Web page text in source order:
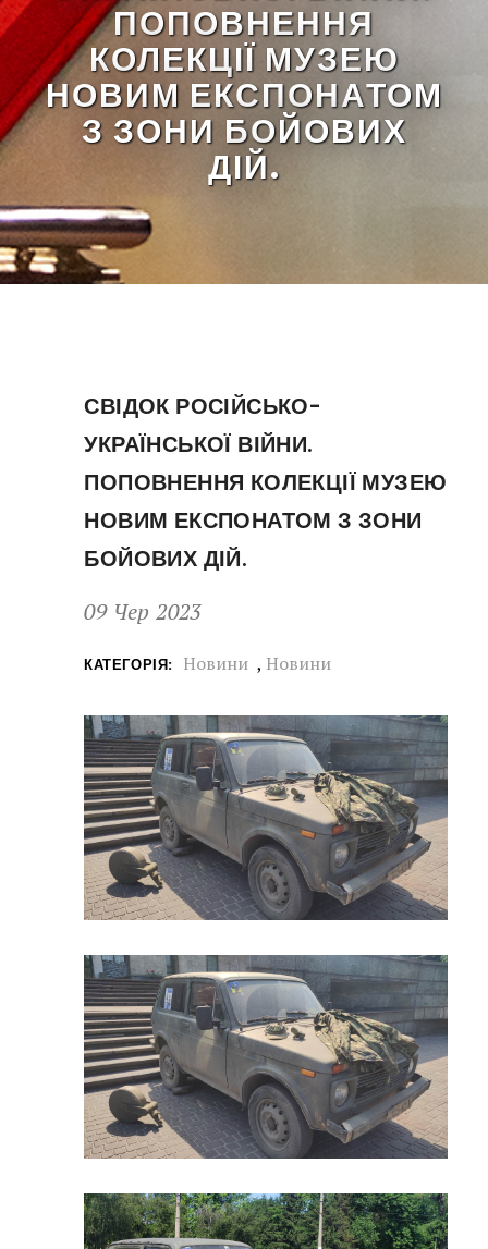
ПОПОВНЕННЯ
КОЛЕКЦІЇ МУЗЕЮ
НОВИМ ЕКСПОНАТОМ
З ЗОНИ БОЙОВИХ
ДІЙ.
СВІДОК РОСІЙСЬКО-
УКРАЇНСЬКОЇ ВІЙНИ.
ПОПОВНЕННЯ КОЛЕКЦІЇ МУЗЕЮ
НОВИМ ЕКСПОНАТОМ З ЗОНИ
БОЙОВИХ ДІЙ.
09 Чер 2023
КАТЕГОРІЯ: Новини , Новини